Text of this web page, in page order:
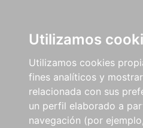
Utilizamos
Utilizamos cookies
fines analíticos y
relacionada con sus
un perfil elaborado a
navegación (por